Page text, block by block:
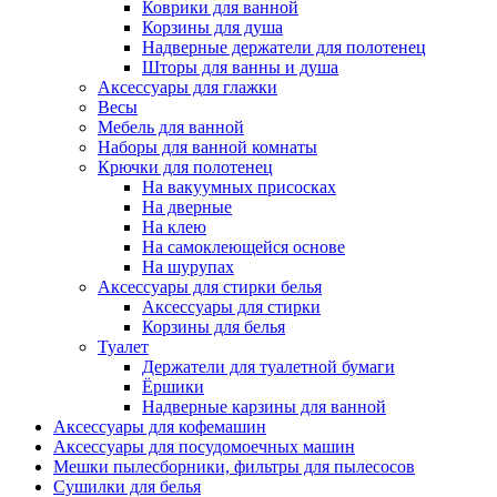
Коврики для ванной
Корзины для душа
Надверные держатели для полотенец
Шторы для ванны и душа
Аксессуары для глажки
Весы
Мебель для ванной
Наборы для ванной комнаты
Крючки для полотенец
На вакуумных присосках
На дверные
На клею
На самоклеющейся основе
На шурупах
Аксессуары для стирки белья
Аксессуары для стирки
Корзины для белья
Туалет
Держатели для туалетной бумаги
Ёршики
Надверные карзины для ванной
Аксессуары для кофемашин
Аксессуары для посудомоечных машин
Мешки пылесборники, фильтры для пылесосов
Сушилки для белья